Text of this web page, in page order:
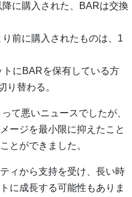
に購入された、BARは交換
前に購入されたものは、1
にBARを保有している方
り替わる。
て悪いニュースでしたが、
ージを最小限に抑えたこと
とができました。
ィから支持を受け、長い時
に成長する可能性もありま